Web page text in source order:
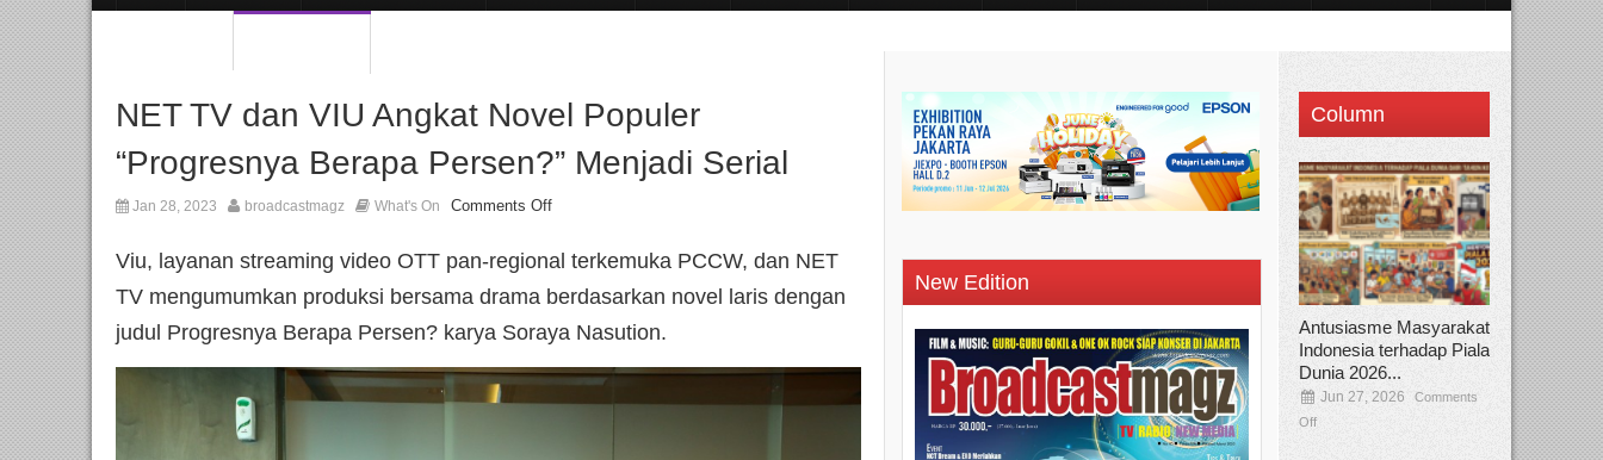
NET TV dan VIU Angkat Novel Populer
“Progresnya Berapa Persen?” Menjadi Serial
Jan 28, 2023 broadcastmagz What's On Comments Off
Viu, layanan streaming video OTT pan-regional terkemuka PCCW, dan NET
TV mengumumkan produksi bersama drama berdasarkan novel laris dengan
judul Progresnya Berapa Persen? karya Soraya Nasution.
New Edition
Column
Antusiasme Masyarakat
Indonesia terhadap Piala
Dunia 2026...
Jun 27, 2026
Comments
Off